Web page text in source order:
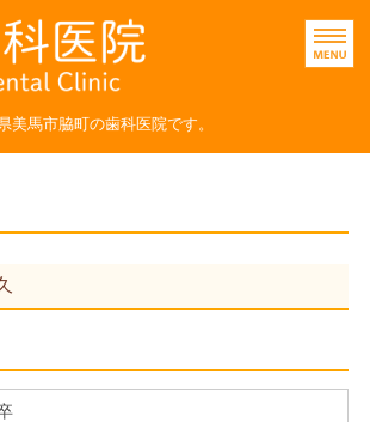
三宅歯科医院｜小児歯
美馬市脇町の歯科医院です。